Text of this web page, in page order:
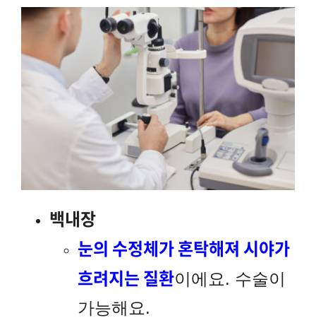
백내장
눈의 수정체가 혼탁해져 시야가
흐려지는 질환이에요. 수술이
가능해요.